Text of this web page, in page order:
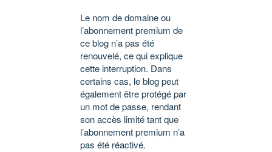
Le nom de domaine ou
l’abonnement premium de
ce blog n’a pas été
renouvelé, ce qui explique
cette interruption. Dans
certains cas, le blog peut
également être protégé par
un mot de passe, rendant
son accès limité tant que
l’abonnement premium n’a
pas été réactivé.